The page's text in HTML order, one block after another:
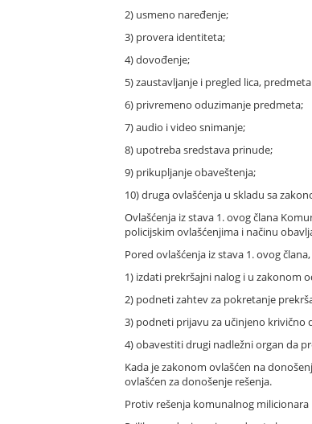
2) usmeno naređenje;
3) provera identiteta;
4) dovođenje;
5) zaustavljanje i pregled lica,
6) privremeno oduzimanje predmeta;
7) audio i video snimanje;
8) upotreba sredstava prinude;
9) prikupljanje obaveštenja;
10) druga ovlašćenja u skladu sa
Ovlašćenja iz stava 1. ovog člana
policijskim ovlašćenjima i načinu
Pored ovlašćenja iz stava 1. ovog
1) izdati prekršajni nalog i u zakonom
2) podneti zahtev za pokretanje
3) podneti prijavu za učinjeno krivično
4) obavestiti drugi nadležni organ da
Kada je zakonom ovlašćen na
ovlašćen za donošenje rešenja.
Protiv rešenja komunalnog